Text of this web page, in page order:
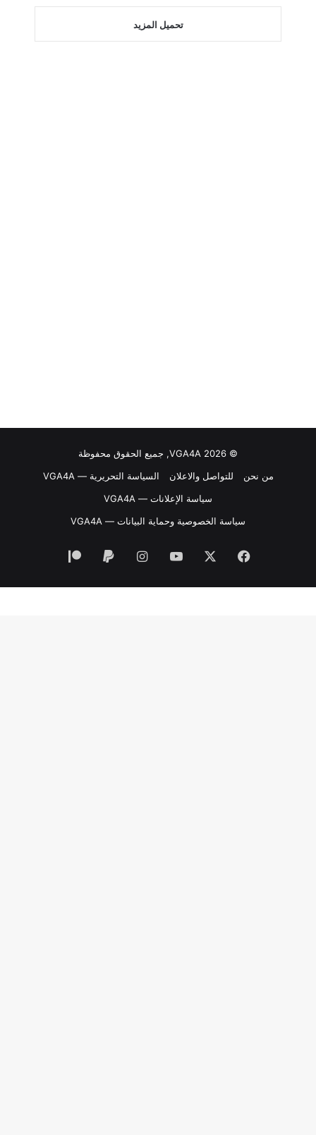
تحميل المزيد
© VGA4A 2026, جميع الحقوق محفوظة
من نحن
للتواصل والاعلان
السياسة التحريرية — VGA4A
سياسة الإعلانات — VGA4A
سياسة الخصوصية وحماية البيانات — VGA4A
فيسبوك ‫YouTubeانستقرام
‏Paypal
‫Patreon